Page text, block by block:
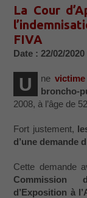
La Cour
FIVA
Date : 22/02/2020
U ne
broncho-
2008, à l’âge de
Fort justement,
d’une demande
Cette demande
Commission
d’Exposition à